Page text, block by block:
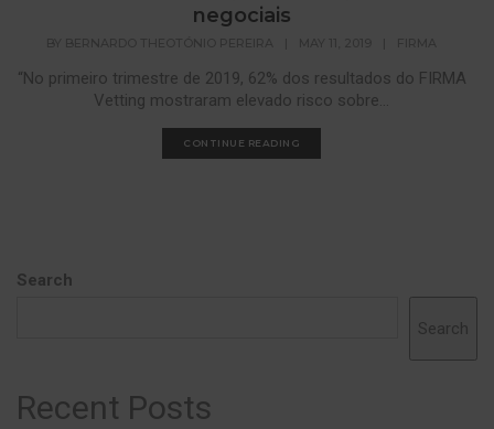
negociais
“No primeiro trimestre de 2019, 62% dos resultados do FIRMA
Vetting mostraram elevado risco sobre...
CONTINUE READING
Search
Search
Recent Posts